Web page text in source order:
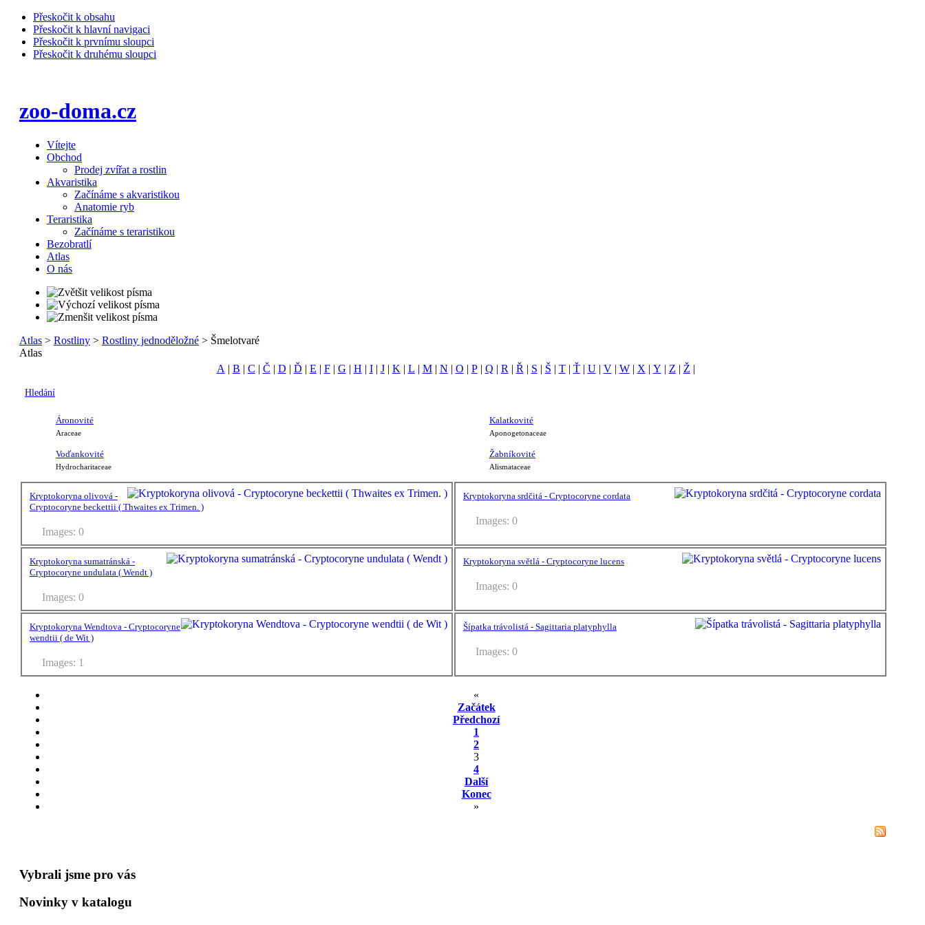
Přeskočit k obsahu
Přeskočit k hlavní navigaci
Přeskočit k prvnímu sloupci
Přeskočit k druhému sloupci
zoo-doma.cz
Vítejte
Obchod
Prodej zvířat a rostlin
Akvaristika
Začínáme s akvaristikou
Anatomie ryb
Teraristika
Začínáme s teraristikou
Bezobratlí
Atlas
O nás
Atlas> Rostliny> Rostliny jednoděložné> Šmelotvaré
Atlas
A | B | C | Č | D | Ď | E | F| G | H | I| J| K | L | M| N | O | P| Q | R | Ř | S | Š | T| Ť| U| V| W| X | Y | Z | Ž |
Hledání
Áronovité
Araceae
Kalatkovité
Aponogetonaceae
Voďankovité
Hydrocharitaceae
Žabníkovité
Alismataceae
Kryptokoryna olivová -
Cryptocoryne beckettii ( Thwaites ex Trimen. )
Images: 0
Kryptokoryna srdčitá - Cryptocoryne cordata
Images: 0
Kryptokoryna sumatránská -
Cryptocoryne undulata ( Wendt )
Images: 0
Kryptokoryna světlá - Cryptocoryne lucens
Images: 0
Kryptokoryna Wendtova - Cryptocoryne
wendtii ( de Wit )
Images: 1
Šípatka trávolistá - Sagittaria platyphylla
Images: 0
«
Začátek
Předchozí
1
2
3
4
Další
Konec
»
Vybrali jsme pro vás
Novinky v katalogu